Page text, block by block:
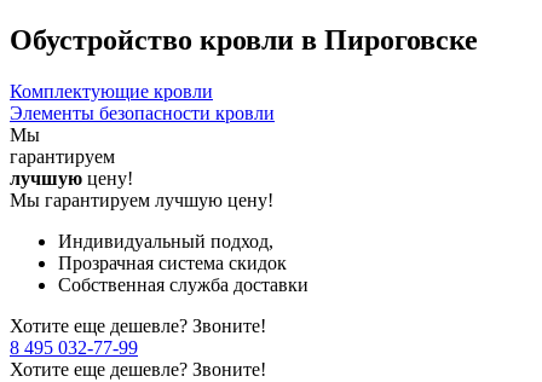
Обустройство кровли в Пироговске
Комплектующие кровли
Элементы безопасности кровли
Мы
гарантируем
лучшую цену!
Мы гарантируем лучшую цену!
Индивидуальный подход,
Прозрачная система скидок
Собственная служба доставки
Хотите еще дешевле? Звоните!
8 495 032-77-99
Хотите еще дешевле? Звоните!